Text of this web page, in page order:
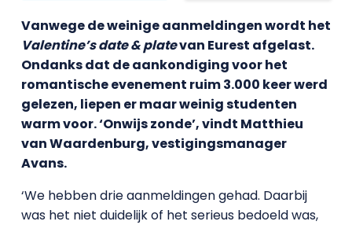
Vanwege de weinige aanmeldingen wordt het
Valentine’s date & platevan Eurest afgelast.
Ondanks dat de aankondiging voor het
romantische evenement ruim 3.000 keer werd
gelezen, liepen er maar weinig studenten
warm voor. ‘Onwijs zonde’, vindt Matthieu
van Waardenburg, vestigingsmanager
Avans.
‘We hebben drie aanmeldingen gehad. Daarbij
was het niet duidelijk of het serieus bedoeld was,